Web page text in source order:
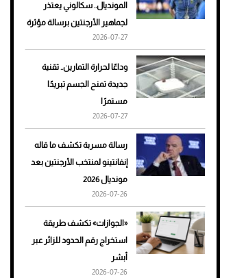
هوى الأبطال
أفضل تدريج للشعر الطويل
لإطلالة جريئة وعصرية
للرجال
المونديال.. سكالوني يعتذر
لجماهير الأرجنتين برسالة مؤثرة
2026-07-27
وداعًا لحرارة التمارين.. تقنية
جديدة تمنح الجسم تبريدًا
مستمرًا
2026-07-27
رسالة مسربة تكشف ما قاله
إنفانتينو لمنتخب الأرجنتين بعد
مونديال 2026
2026-07-26
«الجوازات» تكشف طريقة
استخراج رقم الحدود للزائر عبر
أبشر
2026-07-26